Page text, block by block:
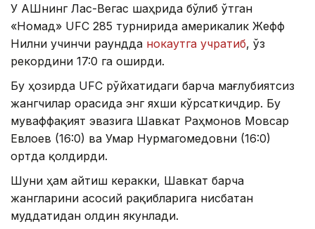
У АҚШнинг Лас-Вегас шаҳрида бўлиб ўтган
«Номад» UFC 285 турнирида америкалик Жефф
Нилни учинчи раундда нокаутга учратиб, ўз
рекордини 17:0 га оширди.
Бу ҳозирда UFC рўйхатидаги барча мағлубиятсиз
жангчилар орасида энг яхши кўрсаткичдир. Бу
муваффақият эвазига Шавкат Раҳмонов Мовсар
Евлоев (16:0) ва Умар Нурмагомедовни (16:0)
ортда қолдирди.
Шуни ҳам айтиш керакки, Шавкат барча
жангларини асосий рақибларига нисбатан
муддатидан олдин якунлади.